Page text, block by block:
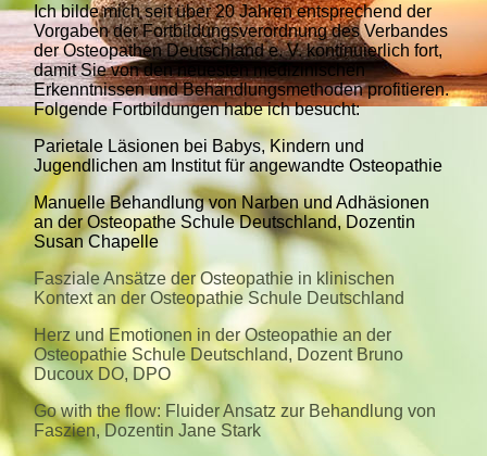
Ich bilde mich seit über 20 Jahren entsprechend der
Vorgaben der Fortbildungsverordnung des Verbandes
der Osteopathen Deutschland e. V. kontinuierlich fort,
damit Sie von den neuesten medizinischen
Erkenntnissen und Behandlungsmethoden profitieren.
Folgende Fortbildungen habe ich besucht:
Parietale Läsionen bei Babys, Kindern und
Jugendlichen am Institut für angewandte Osteopathie
Manuelle Behandlung von Narben und Adhäsionen
an der Osteopathe Schule Deutschland, Dozentin
Susan Chapelle
Fasziale Ansätze der Osteopathie in klinischen
Kontext an der Osteopathie Schule Deutschland
Herz und Emotionen in der Osteopathie an der
Osteopathie Schule Deutschland, Dozent Bruno
Ducoux DO, DPO
Go with the flow: Fluider Ansatz zur Behandlung von
Faszien, Dozentin Jane Stark